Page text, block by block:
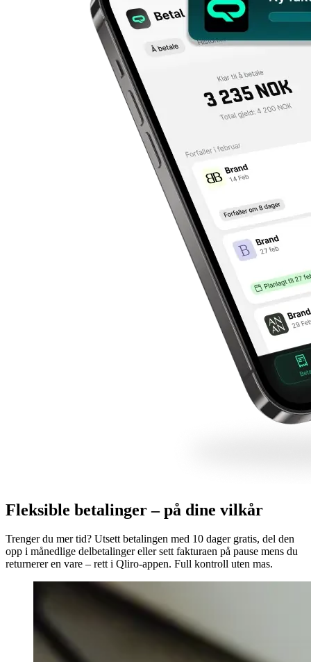
Fleksible betalinger – på dine vilkår
Trenger du mer tid? Utsett betalingen med 10 dager gratis, del den
opp i månedlige delbetalinger eller sett fakturaen på pause mens du
returnerer en vare – rett i Qliro-appen. Full kontroll uten mas.